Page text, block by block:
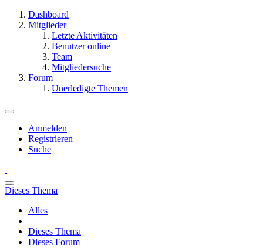
Dashboard
Mitglieder
Letzte Aktivitäten
Benutzer online
Team
Mitgliedersuche
Forum
Unerledigte Themen
Anmelden
Registrieren
Suche
Dieses Thema
Alles
Dieses Thema
Dieses Forum